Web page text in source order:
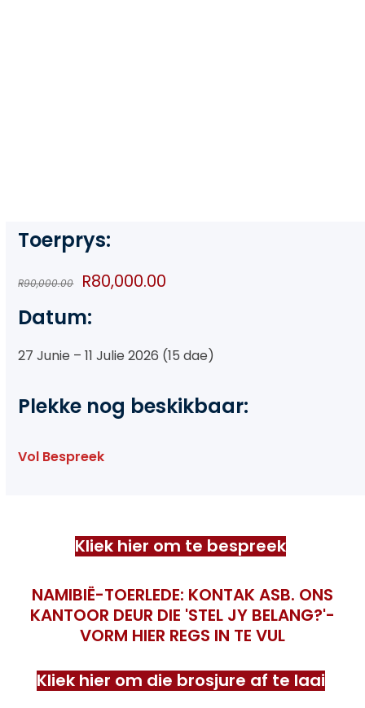
Toerprys:
R90,000.00
Original
was:
R90,000.00.
R80,000.00
R80,000.00.
Datum:
27 Junie – 11 Julie 2026 (15 dae)
Plekke nog beskikbaar:
Vol Bespreek
Kliek hier om te bespreek
NAMIBIË-TOERLEDE: KONTAK ASB. ONS
KANTOOR DEUR DIE 'STEL JY BELANG?'-
VORM HIER REGS IN TE VUL
Kliek hier om die brosjure af te laai